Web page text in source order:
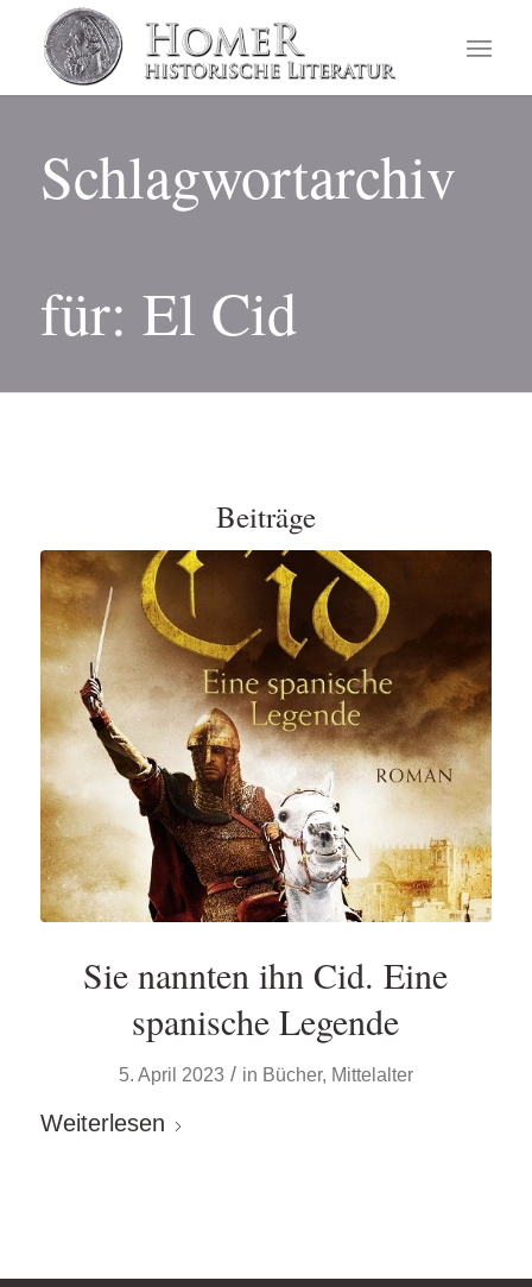
Schlagwortarchiv
für: El Cid
Beiträge
Sie nannten ihn Cid. Eine
spanische Legende
5. April 2023 / in Bücher, Mittelalter
Weiterlesen